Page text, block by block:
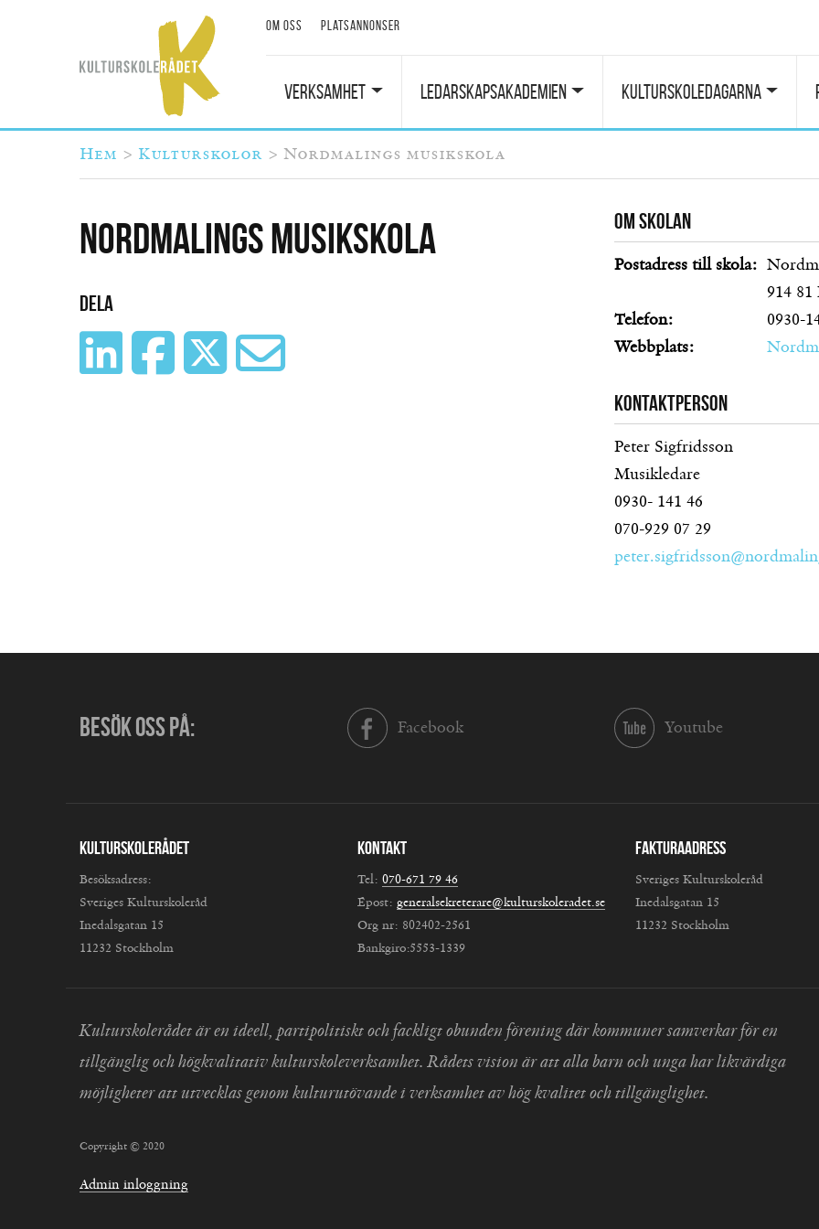
Om oss Platsannonser
Verksamhet Ledarskapsakademien Kulturskoledagarna
Du är här
Hem > Kulturskolor > Nordmalings musikskola
Nordmalings musikskola
Dela
Om skolan
Postadress till skola:
914 81
Telefon:
0930-
Webbplats:
Kontaktperson
Peter Sigfridsson
Musikledare
0930- 141 46
070-929 07 29
BESÖK OSS PÅ: Facebook Youtube
Kulturskolerådet
Besöksadress:
Sveriges Kulturskoleråd
Inedalsgatan 15
11232 Stockholm
Kontakt
Tel: 070-671 79 46
Epost: generalsekreterare@kulturskoleradet.se
Org nr: 802402-2561
Bankgiro:5553-1339
Fakturaadress
Sveriges Kulturskoleråd
Inedalsgatan 15
11232 Stockholm
Kulturskolerådet är en ideell, partipolitiskt och fackligt obunden förening där kommuner samverkar för en
tillgänglig och högkvalitativ kulturskoleverksamhet. Rådets vision är att alla barn och unga har likvärdiga
möjligheter att utvecklas genom kulturutövande i verksamhet av hög kvalitet och tillgänglighet.
Copyright © 2020
Admin inloggning